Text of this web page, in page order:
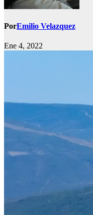
PorEmilio Velazquez
Ene 4, 2022